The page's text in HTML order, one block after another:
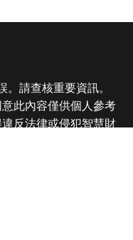
請查核重要資訊。
此內容僅供個人參考
反法律或侵犯智慧財